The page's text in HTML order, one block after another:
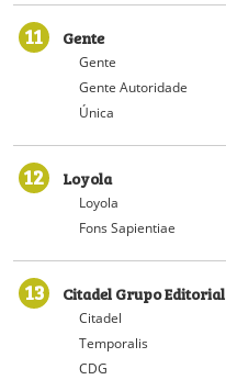
11 Gente
Gente
Gente Autoridade
Única
12 Loyola
Loyola
Fons Sapientiae
13 Citadel Grupo Editorial
Citadel
Temporalis
CDG